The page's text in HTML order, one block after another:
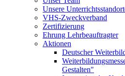
Unsere
VHS-Zweckverband
Zertifizierung
Ehrung Lehrbeauftragter
Aktionen
Deutscher
Gestalten"